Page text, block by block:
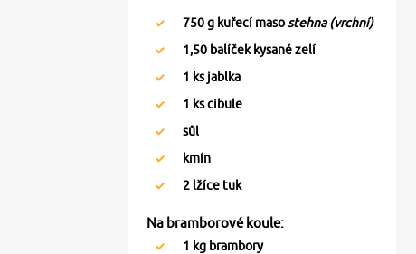
750g kuřecí maso stehna (vrchní)
1,50 balíček kysané zelí
1 ks jablka
1 ks cibule
sůl
kmín
2 lžíce tuk
Na bramborové koule:
1 kg brambory